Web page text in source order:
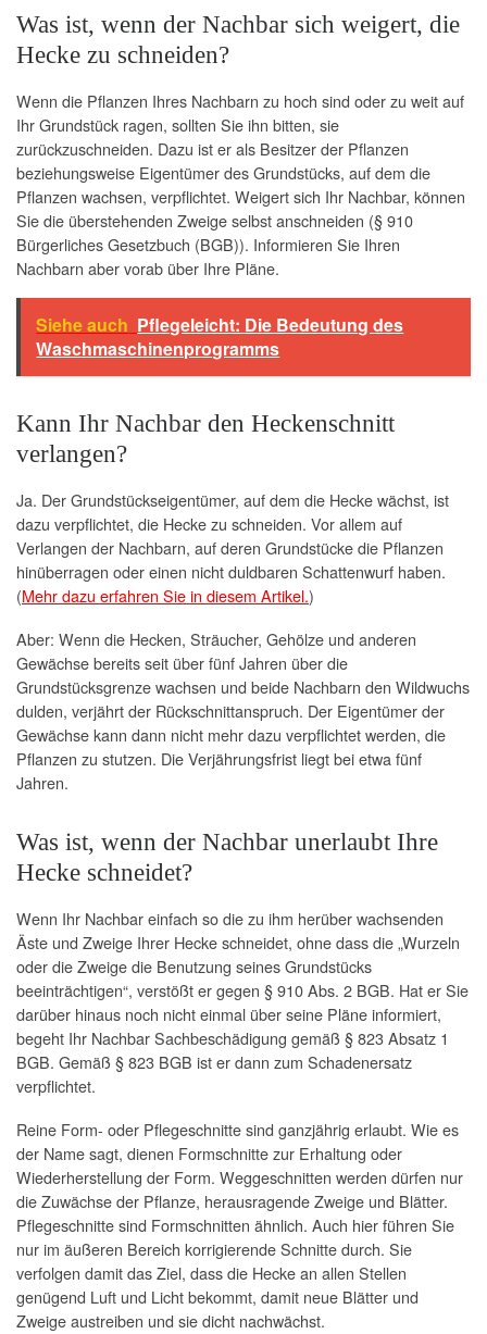
Was ist, wenn der Nachbar sich weigert, die
Hecke zu schneiden?
Wenn die Pflanzen Ihres Nachbarn zu hoch sind oder zu weit auf
Ihr Grundstück ragen, sollten Sie ihn bitten, sie
zurückzuschneiden. Dazu ist er als Besitzer der Pflanzen
beziehungsweise Eigentümer des Grundstücks, auf dem die
Pflanzen wachsen, verpflichtet. Weigert sich Ihr Nachbar, können
Sie die überstehenden Zweige selbst anschneiden (§ 910
Bürgerliches Gesetzbuch (BGB)). Informieren Sie Ihren
Nachbarn aber vorab über Ihre Pläne.
Siehe auch Pflegeleicht: Die Bedeutung des
Waschmaschinenprogramms
Kann Ihr Nachbar den Heckenschnitt
verlangen?
Ja. Der Grundstückseigentümer, auf dem die Hecke wächst, ist
dazu verpflichtet, die Hecke zu schneiden. Vor allem auf
Verlangen der Nachbarn, auf deren Grundstücke die Pflanzen
hinüberragen oder einen nicht duldbaren Schattenwurf haben.
(Mehr dazu erfahren Sie in diesem Artikel.)
Aber: Wenn die Hecken, Sträucher, Gehölze und anderen
Gewächse bereits seit über fünf Jahren über die
Grundstücksgrenze wachsen und beide Nachbarn den Wildwuchs
dulden, verjährt der Rückschnittanspruch. Der Eigentümer der
Gewächse kann dann nicht mehr dazu verpflichtet werden, die
Pflanzen zu stutzen. Die Verjährungsfrist liegt bei etwa fünf
Jahren.
Was ist, wenn der Nachbar unerlaubt Ihre
Hecke schneidet?
Wenn Ihr Nachbar einfach so die zu ihm herüber wachsenden
Äste und Zweige Ihrer Hecke schneidet, ohne dass die „Wurzeln
oder die Zweige die Benutzung seines Grundstücks
beeinträchtigen“, verstößt er gegen § 910 Abs. 2 BGB. Hat er Sie
darüber hinaus noch nicht einmal über seine Pläne informiert,
begeht Ihr Nachbar Sachbeschädigung gemäß § 823 Absatz 1
BGB. Gemäß § 823 BGB ist er dann zum Schadenersatz
verpflichtet.
Reine Form- oder Pflegeschnitte sind ganzjährig erlaubt. Wie es
der Name sagt, dienen Formschnitte zur Erhaltung oder
Wiederherstellung der Form. Weggeschnitten werden dürfen nur
die Zuwächse der Pflanze, herausragende Zweige und Blätter.
Pflegeschnitte sind Formschnitten ähnlich. Auch hier führen Sie
nur im äußeren Bereich korrigierende Schnitte durch. Sie
verfolgen damit das Ziel, dass die Hecke an allen Stellen
genügend Luft und Licht bekommt, damit neue Blätter und
Zweige austreiben und sie dicht nachwächst.